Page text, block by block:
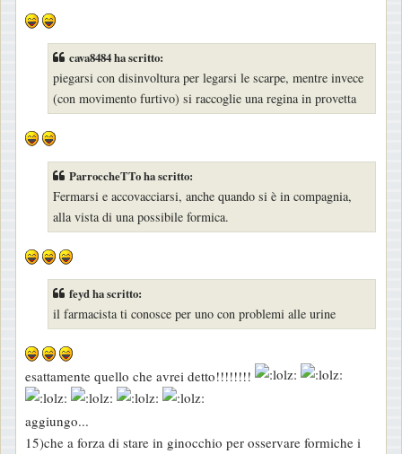
g
cava8484 ha scritto:
piegarsi con disinvoltura per legarsi le scarpe, mentre invece
(con movimento furtivo) si raccoglie una regina in provetta
ParroccheTTo ha scritto:
Fermarsi e accovacciarsi, anche quando si è in compagnia,
alla vista di una possibile formica.
feyd ha scritto:
il farmacista ti conosce per uno con problemi alle urine
esattamente quello che avrei detto!!!!!!!!
aggiungo...
15)che a forza di stare in ginocchio per osservare formiche i